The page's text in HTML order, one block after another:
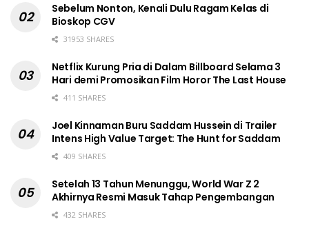
Sebelum Nonton, Kenali Dulu Ragam Kelas di
Bioskop CGV
31953 SHARES
Netflix Kurung Pria di Dalam Billboard Selama 3
Hari demi Promosikan Film Horor The Last House
411 SHARES
Joel Kinnaman Buru Saddam Hussein di Trailer
Intens High Value Target: The Hunt for Saddam
409 SHARES
Setelah 13 Tahun Menunggu, World War Z 2
Akhirnya Resmi Masuk Tahap Pengembangan
432 SHARES